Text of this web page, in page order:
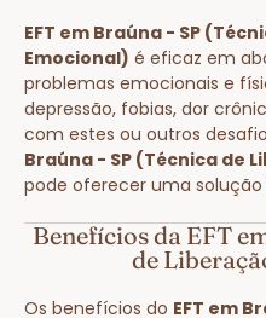
EFT em Braúna - SP
Emocional) é eficaz em
problemas emocionais e
depressão, fobias, dor
com estes ou outros
Braúna - SP (Técnica de
pode oferecer uma
Benefícios da EFT
de
Os benefícios do EFT em